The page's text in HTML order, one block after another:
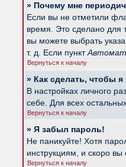
» Почему мне
Если вы не отметили
время. Это сделано для
вы можете выбрать
т. д. Если пункт
Вернуться к началу
» Как сделать, чтобы
В настройках личного
себе. Для всех
Вернуться к началу
» Я забыл пароль!
Не паникуйте! Хотя
инструкциям, и скоро
Вернуться к началу